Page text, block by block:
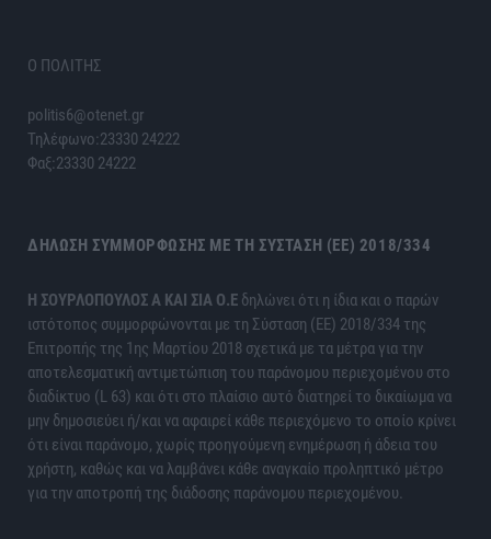
Ο ΠΟΛΙΤΗΣ
politis6@otenet.gr
Τηλέφωνο:23330 24222
Φαξ:23330 24222
ΔΉΛΩΣΗ ΣΥΜΜΌΡΦΩΣΗΣ ΜΕ ΤΗ ΣΎΣΤΑΣΗ (ΕΕ) 2018/334
H ΣΟΥΡΛΟΠΟΥΛΟΣ Α ΚΑΙ ΣΙΑ Ο.Ε δηλώνει ότι η ίδια και ο παρών
ιστότοπος συμμορφώνονται με τη Σύσταση (ΕΕ) 2018/334 της
Επιτροπής της 1ης Μαρτίου 2018 σχετικά με τα μέτρα για την
αποτελεσματική αντιμετώπιση του παράνομου περιεχομένου στο
διαδίκτυο (L 63) και ότι στο πλαίσιο αυτό διατηρεί το δικαίωμα να
μην δημοσιεύει ή/και να αφαιρεί κάθε περιεχόμενο το οποίο κρίνει
ότι είναι παράνομο, χωρίς προηγούμενη ενημέρωση ή άδεια του
χρήστη, καθώς και να λαμβάνει κάθε αναγκαίο προληπτικό μέτρο
για την αποτροπή της διάδοσης παράνομου περιεχομένου.